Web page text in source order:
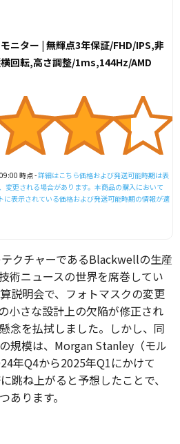
ニター | 無輝点3年保証/FHD/IPS,非
回転,高さ調整/1ms,144Hz/AMD
時点 -詳細はこちら価格および発送可能時期は表
更される場合があります。本商品の購入において
に表示されている価格および発送可能時期の情報が適
クチャーであるBlackwellの生産
術ニュースの世界を席巻してい
説明会で、フォトマスクの変更
小さな設計上の欠陥が修正され
念を払拭しました。しかし、同
規模は、Morgan Stanley（モル
年Q4から2025年Q1にかけて
跳ね上がると予想したことで、
あります。